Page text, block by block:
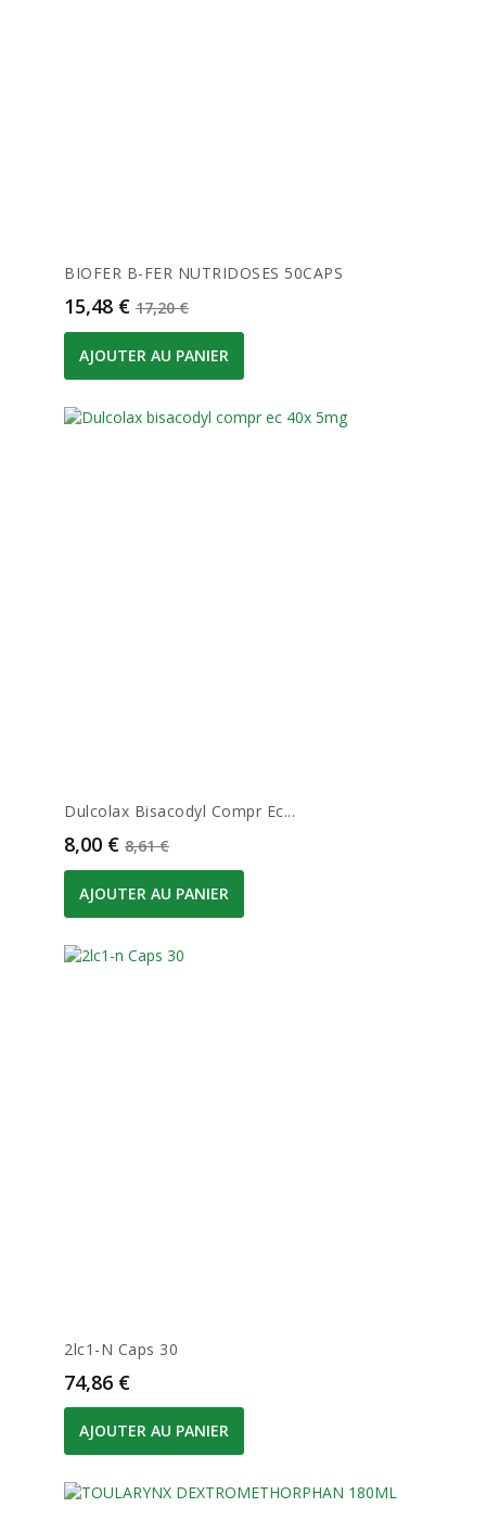
BIOFER B-FER NUTRIDOSES 50CAPS
Prix
15,48 € Prix de base
17,20 €
AJOUTER AU PANIER
Dulcolax Bisacodyl Compr Ec...
Prix
8,00 € Prix de base
8,61 €
AJOUTER AU PANIER
2lc1-N Caps 30
Prix
74,86 €
AJOUTER AU PANIER